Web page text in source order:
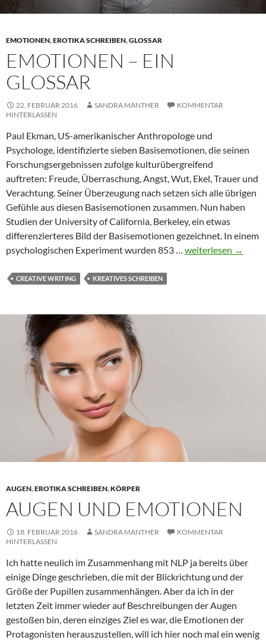
EMOTIONEN,EROTIKA SCHREIBEN,GLOSSAR
EMOTIONEN – EIN
GLOSSAR
22. FEBRUAR 2016 SANDRA MANTHER
KOMMENTAR
HINTERLASSEN
Paul Ekman, US-amerikanischer Anthropologe und
Psychologe, identifizierte sieben Basisemotionen, die seinen
Forschungsergebnissen zufolge kulturübergreifend
auftreten: Freude, Überraschung, Angst, Wut, Ekel, Trauer und
Verachtung. Seiner Überzeugung nach setzen sich alle übrigen
Gefühle aus diesen Basisemotionen zusammen. Nun haben
Studien der University of California, Berkeley, ein etwas
differenzierteres Bild der Basisemotionen gezeichnet. In einem
psychologischen Experiment wurden 853 … Emotionen
weiterlesen →
CREATIVE WRITING KREATIVES SCHREIBEN
AUGEN,EROTIKA SCHREIBEN,KÖRPER
AUGEN UND EMOTIONEN
18. FEBRUAR 2016 SANDRA MANTHER
KOMMENTAR
HINTERLASSEN
Ich hatte neulich im Zusammenhang mit NLP ja bereits über
einige Dinge geschrieben, die mit der Blickrichtung und der
Größe der Pupillen zusammenhängen. Aber da ich in der
letzten Zeit immer wieder auf Beschreibungen der Augen
gestoßen bin, deren einziges Ziel es war, die Emotionen der
Protagonisten herauszustellen, will ich hier noch mal ein wenig